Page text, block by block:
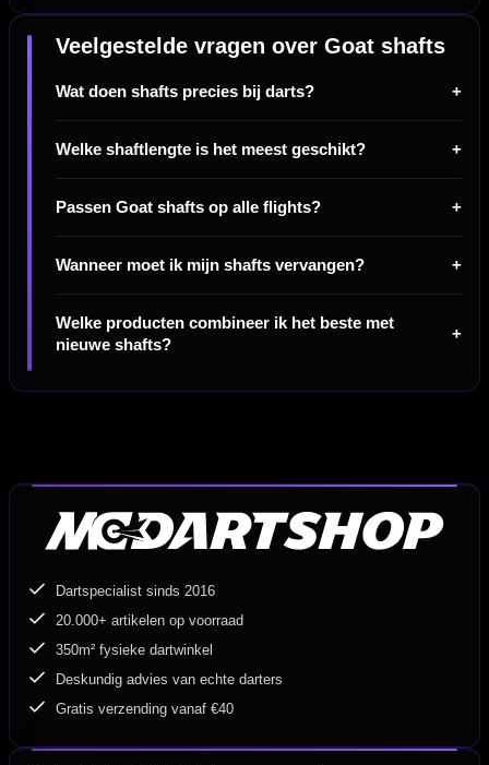
Veelgestelde vragen over Goat shafts
Wat doen shafts precies bij darts?
Welke shaftlengte is het meest geschikt?
Passen Goat shafts op alle flights?
Wanneer moet ik mijn shafts vervangen?
Welke producten combineer ik het beste met
nieuwe shafts?
Dartspecialist sinds 2016
20.000+ artikelen op voorraad
350m² fysieke dartwinkel
Deskundig advies van echte darters
Gratis verzending vanaf €40